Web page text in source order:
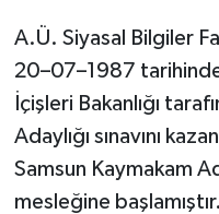
A.Ü. Siyasal Bilgiler
20–07–1987 tarihinde
İçişleri Bakanlığı
Adaylığı sınavını
Samsun Kaymakam
mesleğine başlamıştır.